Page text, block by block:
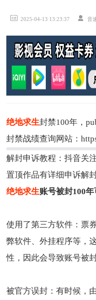
2025-04-13 13:23:37 音
绝地求生封禁100年，
封禁战绩查询网站：
解封申诉教程：抖音关
置顶作品有详细申诉解
绝地求生账号被封100
使用了第三方软件：票
弊软件、外挂程序等，
性，因此会导致账号被封
被官方误封：有时候，